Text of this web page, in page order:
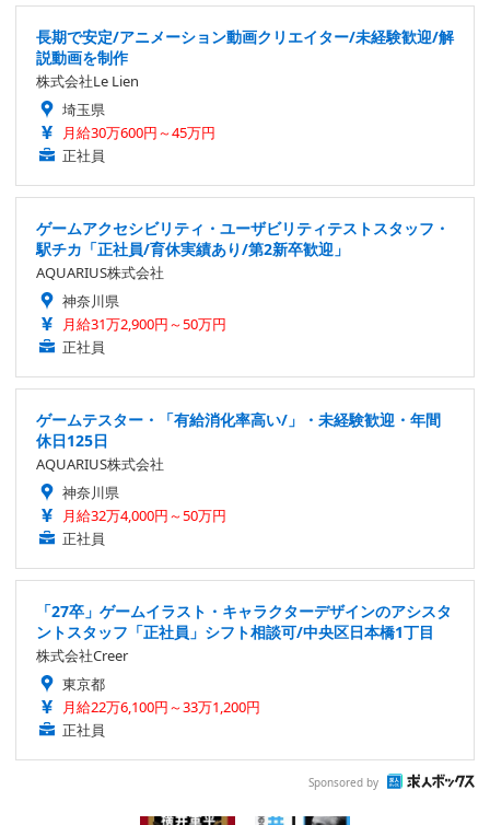
長期で安定/アニメーション動画クリエイター/未経験歓迎/解
説動画を制作
株式会社Le Lien
埼玉県
月給30万600円～45万円
正社員
ゲームアクセシビリティ・ユーザビリティテストスタッフ・
駅チカ「正社員/育休実績あり/第2新卒歓迎」
AQUARIUS株式会社
神奈川県
月給31万2,900円～50万円
正社員
ゲームテスター・「有給消化率高い/」・未経験歓迎・年間
休日125日
AQUARIUS株式会社
神奈川県
月給32万4,000円～50万円
正社員
「27卒」ゲームイラスト・キャラクターデザインのアシスタ
ントスタッフ「正社員」シフト相談可/中央区日本橋1丁目
株式会社Creer
東京都
月給22万6,100円～33万1,200円
正社員
Sponsored by